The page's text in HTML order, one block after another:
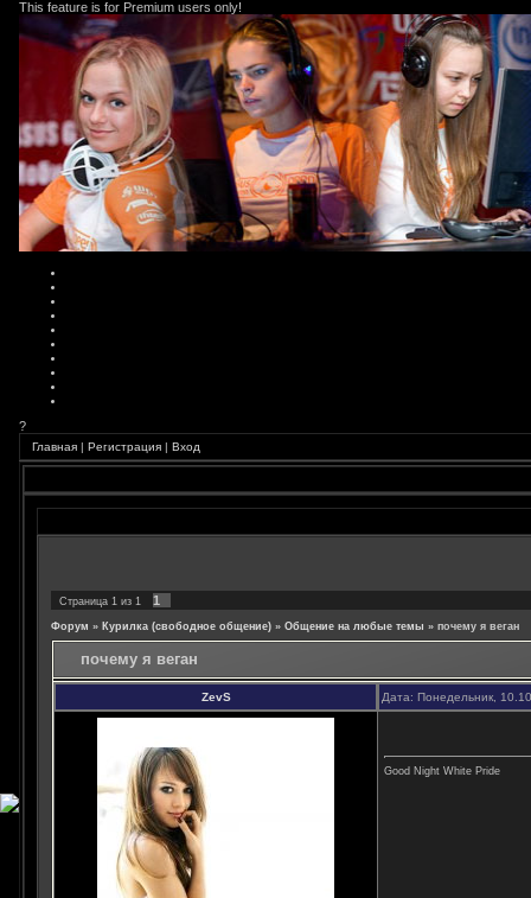
This feature is for Premium users only!
?
Главная | Регистрация | Вход
Страница 1 из 1 1
Форум » Курилка (свободное общение) » Общение на любые темы » почему я веган
почему я веган
ZevS Дата: Понедельник,
Good Night White Pride